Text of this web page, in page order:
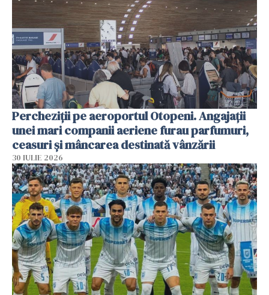
Percheziții pe aeroportul Otopeni. Angajații
unei mari companii aeriene furau parfumuri,
ceasuri și mâncarea destinată vânzării
30 IULIE 2026